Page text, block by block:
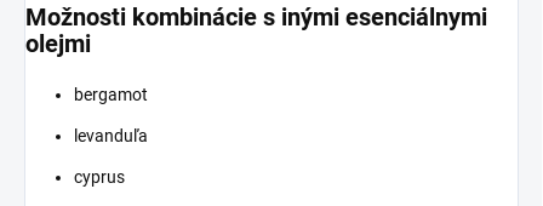
Možnosti kombinácie s inými esenciálnymi
olejmi
bergamot
levanduľa
cyprus